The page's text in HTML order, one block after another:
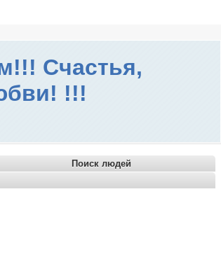
Счастья,
!!!
Поиск людей